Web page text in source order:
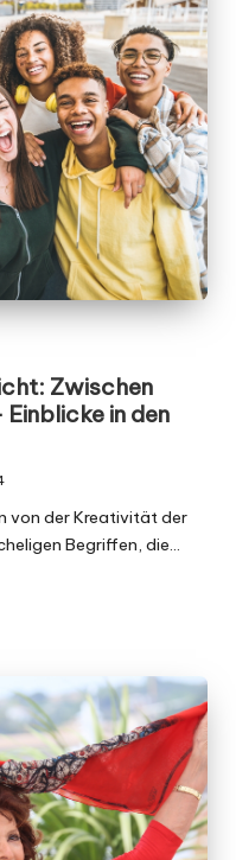
Zwischen
Einblicke in den
von der Kreativität der
Begriffen, die…